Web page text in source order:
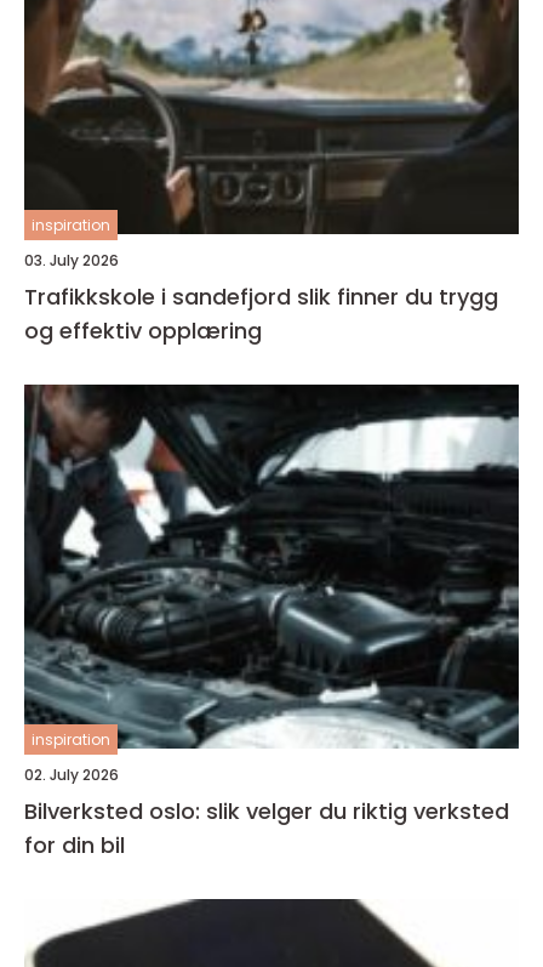
inspiration
03. July 2026
Trafikkskole i sandefjord slik finner du trygg
og effektiv opplæring
inspiration
02. July 2026
Bilverksted oslo: slik velger du riktig verksted
for din bil